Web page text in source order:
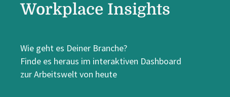
Workplace Insights
Wie geht es Deiner Branche?
Finde es heraus im interaktiven Dashboard
zur Arbeitswelt von heute